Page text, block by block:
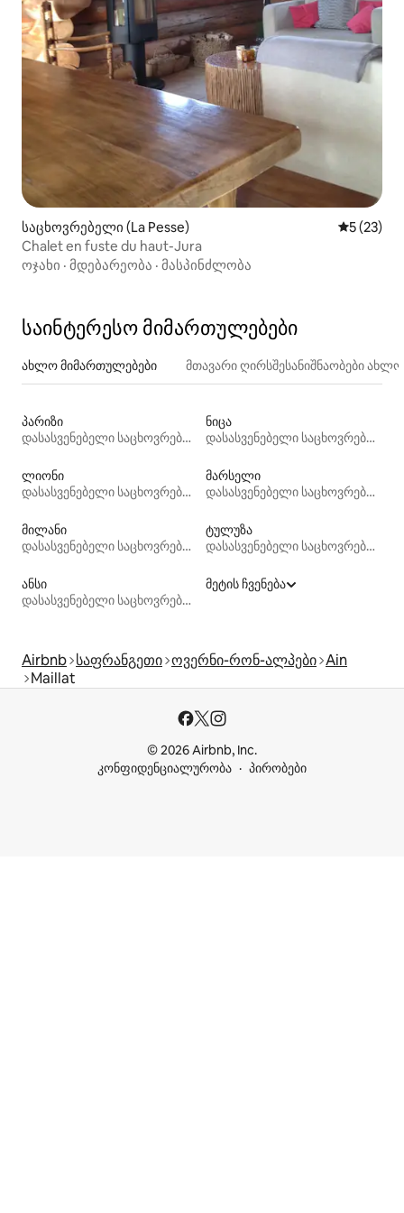
საცხოვრებელი (La Pesse) საშუალო
5 (23)
Chalet en fuste du haut-Jura
ოჯახი · მდებარეობა · მასპინძლობა
საინტერესო მიმართულებები
ახლო მიმართულებები მთავარი ღირსშესანიშნაობები
პარიზი
დასასვენებელი საცხოვრებლები
ნიცა
დასასვენებელი საცხოვრებლები
ლიონი
დასასვენებელი საცხოვრებლები
მარსელი
დასასვენებელი საცხოვრებლები
მილანი
დასასვენებელი საცხოვრებლები
ტულუზა
დასასვენებელი საცხოვრებლები
ანსი
დასასვენებელი საცხოვრებლები
მეტის ჩვენება
Airbnb საფრანგეთი ოვერნი-რონ-ალპები Ain
Maillat
© 2026 Airbnb, Inc.
კონფიდენციალურობა
პირობები